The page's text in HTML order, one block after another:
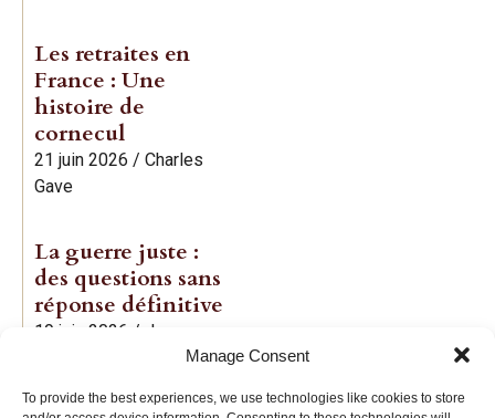
Manage Consent
To provide the best experiences, we use technologies like cookies to store
Les retraites en
France : Une
histoire de
cornecul
21 juin 2026 / Charles
Gave
La guerre juste :
des questions sans
réponse définitive
19 juin 2026 / Jean-